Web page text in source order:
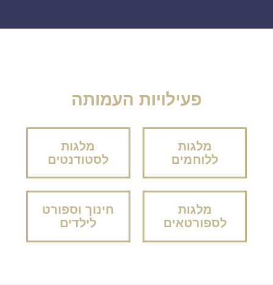
פעילויות העמותה
מלגות
ללוחמים
מלגות
לסטודנטים
מלגות
לספורטאים
חינוך וספורט
לילדים